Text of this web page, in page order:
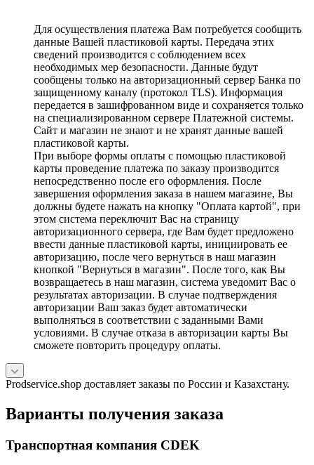
Для осуществления платежа Вам потребуется сообщить
данные Вашей пластиковой карты. Передача этих
сведений производится с соблюдением всех
необходимых мер безопасности. Данные будут
сообщены только на авторизационный сервер Банка по
защищенному каналу (протокол TLS). Информация
передается в зашифрованном виде и сохраняется только
на специализированном сервере Платежной системы.
Сайт и магазин не знают и не хранят данные вашей
пластиковой карты.
При выборе формы оплаты с помощью пластиковой
карты проведение платежа по заказу производится
непосредственно после его оформления. После
завершения оформления заказа в нашем магазине, Вы
должны будете нажать на кнопку "Оплата картой", при
этом система переключит Вас на страницу
авторизационного сервера, где Вам будет предложено
ввести данные пластиковой карты, инициировать ее
авторизацию, после чего вернуться в наш магазин
кнопкой "Вернуться в магазин". После того, как Вы
возвращаетесь в наш магазин, система уведомит Вас о
результатах авторизации. В случае подтверждения
авторизации Ваш заказ будет автоматически
выполняться в соответствии с заданными Вами
условиями. В случае отказа в авторизации карты Вы
сможете повторить процедуру оплаты.
Prodservice.shop доставляет заказы по России и Казахстану.
Варианты получения заказа
Транспортная компания CDEK